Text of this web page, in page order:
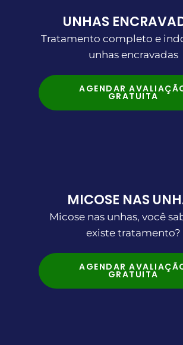
UNHAS
Tratamento completo e
unhas encravadas
AGENDAR
GRATUITA
MICOSE NAS
Micose nas unhas, você
existe tratamento?
AGENDAR
GRATUITA